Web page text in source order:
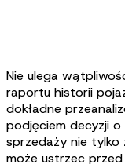
Nie ulega
raportu historii
dokładne
podjęciem decyzji
sprzedaży nie tylko
może ustrzec